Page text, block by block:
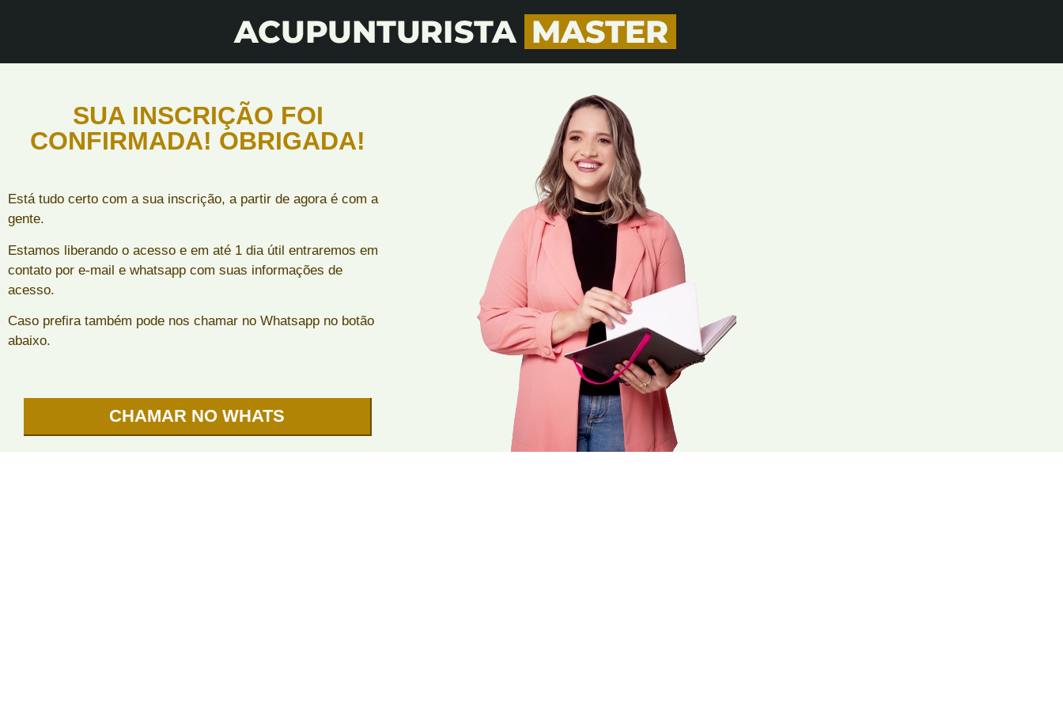
SUA INSCRIÇÃO FOI
CONFIRMADA! OBRIGADA!
Está tudo certo com a sua inscrição, a partir de agora é com a
gente.
Estamos liberando o acesso e em até 1 dia útil entraremos em
contato por e-mail e whatsapp com suas informações de
acesso.
Caso prefira também pode nos chamar no Whatsapp no botão
abaixo.
CHAMAR NO WHATS